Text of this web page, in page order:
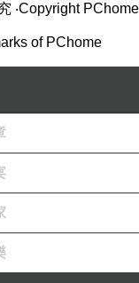
‧Copyright PChome
of PChome